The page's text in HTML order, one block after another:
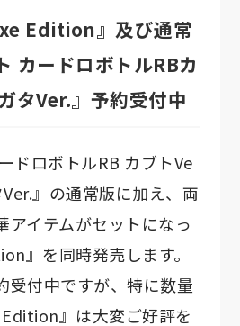
Edition』及び通常
カードロボトルRBカ
タVer.』予約受付中
ドロボトルRB カブトVe
』の通常版に加え、両
アイテムがセットになっ
』を同時発売します。
受付中ですが、特に数量
』は大変ご好評を